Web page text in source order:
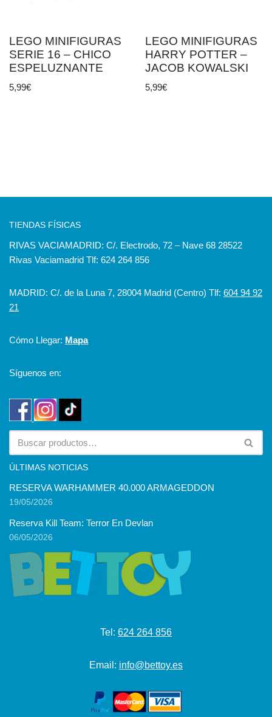
LEGO MINIFIGURAS
SERIE 16 – CHICO
ESPELUZNANTE
5,99€
LEGO MINIFIGURAS
HARRY POTTER –
JACOB KOWALSKI
5,99€
TIENDAS FÍSICAS
RIVAS VACIAMADRID: C/. Electrodo, 72 – Nave 68 28522
Rivas Vaciamadrid Tlf: 624 264 856
MADRID: C/. de la Luna 7, 28004 Madrid (Centro) Tlf: 604 94 92
21
Cómo Llegar: Mapa
Síguenos en:
ÚLTIMAS NOTICIAS
RESERVA WARHAMMER 40.000 ARMAGEDDON
19/05/2026
Reserva Kill Team: Terror En Devlan
06/05/2026
Tel: 624 264 856
Email: info@bettoy.es